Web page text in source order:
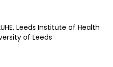
Leeds Institute of Health
of Leeds